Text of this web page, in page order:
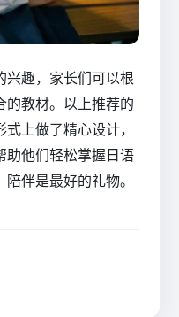
兴趣，家长们可以根
的教材。以上推荐的
上做了精心设计，
助他们轻松掌握日语
伴是最好的礼物。